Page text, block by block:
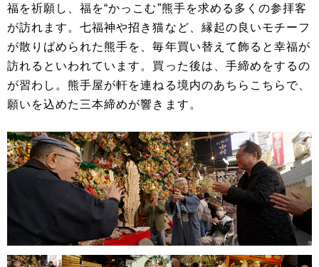
福を祈願し、福を“かっこむ”熊手を求める多くの参拝客
が訪れます。七福神や招き猫など、縁起の良いモチーフ
が散りばめられた熊手を、毎年買い替えて飾ると幸福が
訪れるといわれています。買った後は、手締めをするの
が習わし。熊手屋が軒を連ねる境内のあちらこちらで、
願いを込めた三本締めが響きます。